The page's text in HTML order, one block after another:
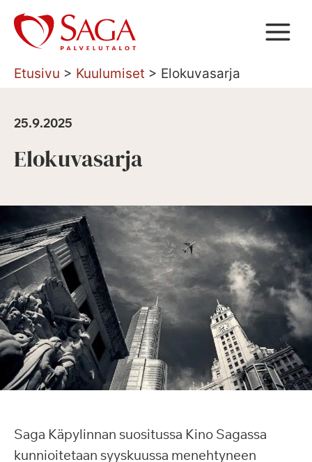
Siirry
sisältöön
Etusivu > Kuulumiset > Elokuvasarja
25.9.2025
Elokuvasarja
Saga Käpylinnan suositussa Kino Sagassa
kunnioitetaan syyskuussa menehtyneen